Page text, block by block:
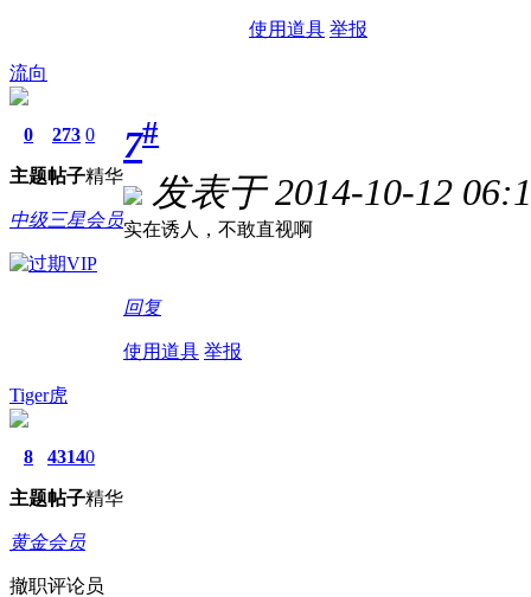
使用道具 举报
流向
0
主题
273
帖子
0
精华
中级三星会员
7#
发表于 2014-10-12
实在诱人，不敢直视啊
回复
使用道具 举报
Tiger虎
8
主题
4314
帖子
0
精华
黄金会员
撤职评论员